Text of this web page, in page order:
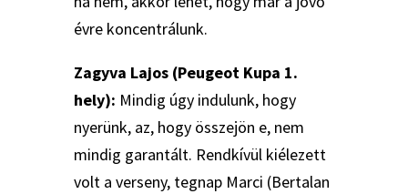
évre koncentrálunk.
Zagyva Lajos (Peugeot Kupa 1.
hely): Mindig úgy indulunk, hogy
nyerünk, az, hogy összejön e, nem
mindig garantált. Rendkívül kiélezett
volt a verseny, tegnap Marci (Bertalan